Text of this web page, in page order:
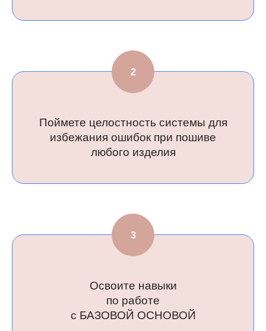
Поймете целостность системы для
избежания ошибок при пошиве
любого изделия
Освоите навыки
по работе
с БАЗОВОЙ ОСНОВОЙ